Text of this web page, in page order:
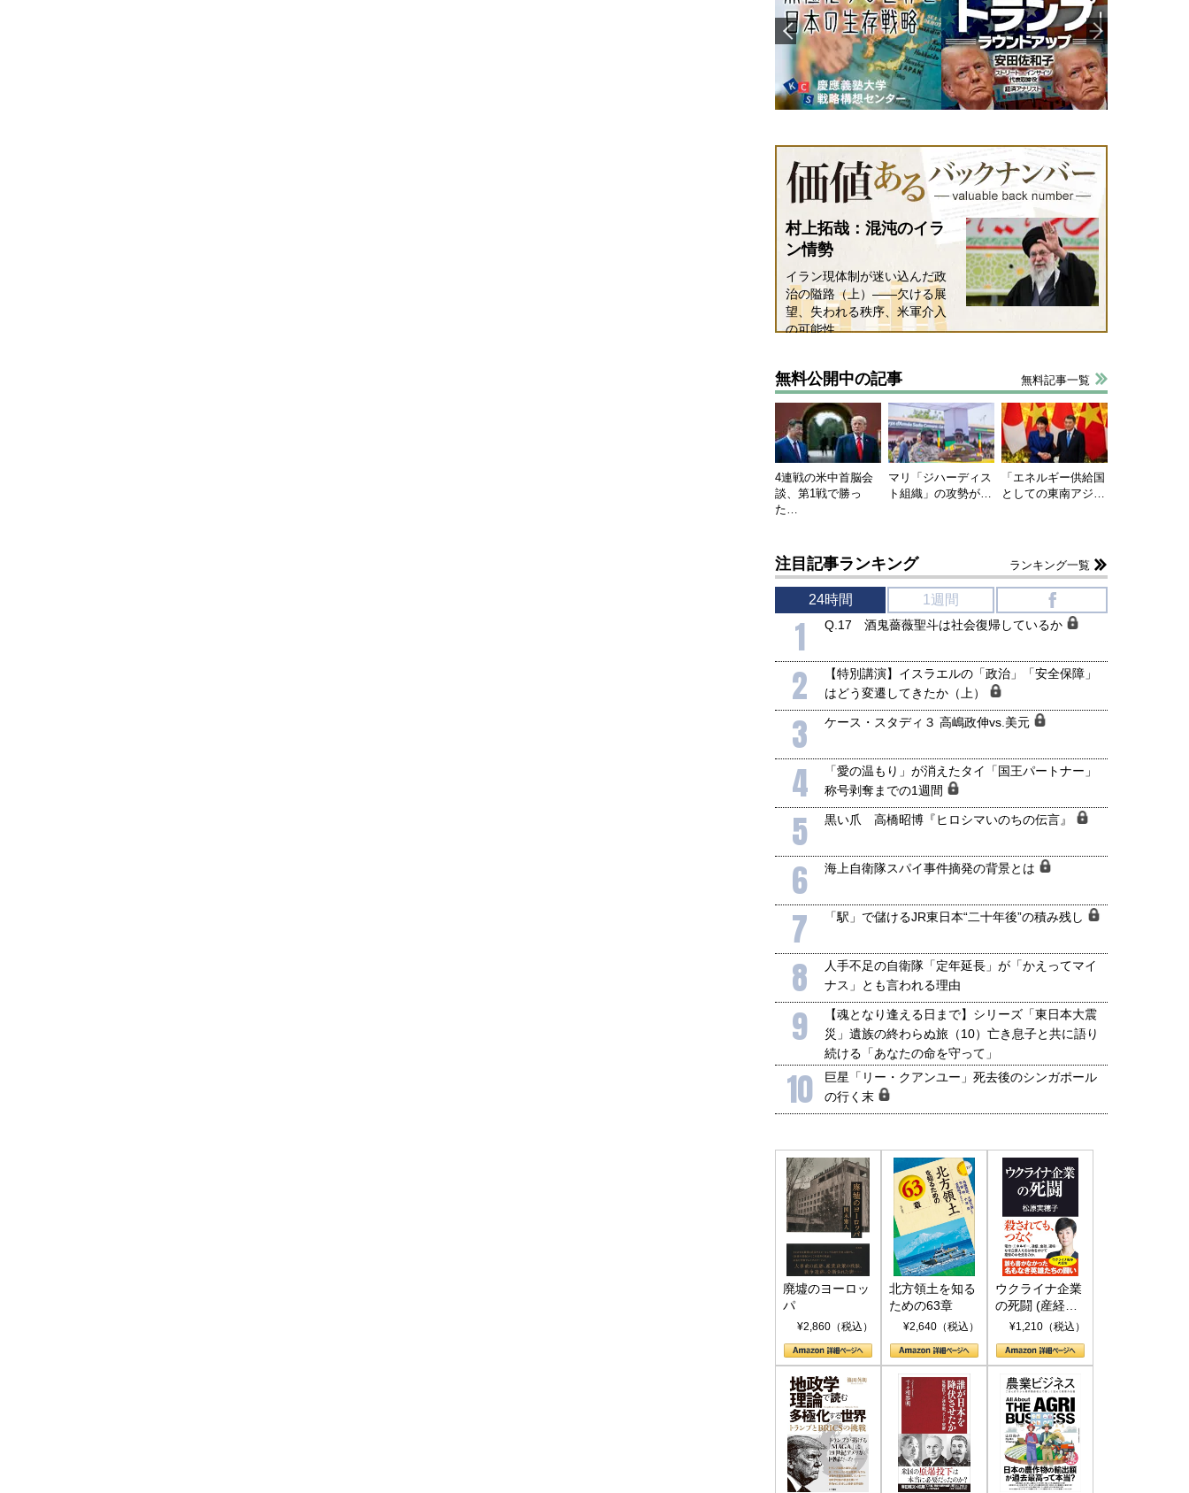
村上拓哉：混沌のイラ
ン情勢
イラン現体制が迷い込んだ政
治の隘路（上）――欠ける展
望、失われる秩序、米軍介入
の可能性
無料公開中の記事 無料記事一覧
4連戦の米中首脳会
談、第1戦で勝っ
た…
マリ「ジハーディス
ト組織」の攻勢が…
「エネルギー供給国
としての東南アジ…
注目記事ランキング ランキング一覧
24時間 1週間
1 Q.17 酒鬼薔薇聖斗は社会復帰しているか
2
【特別講演】イスラエルの「政治」「安全保障」
はどう変遷してきたか（上）
3 ケース・スタディ３ 高嶋政伸vs.美元
4
「愛の温もり」が消えたタイ「国王パートナー」
称号剥奪までの1週間
5 黒い爪 高橋昭博『ヒロシマいのちの伝言』
6 海上自衛隊スパイ事件摘発の背景とは
7 「駅」で儲けるJR東日本“二十年後”の積み残し
8
人手不足の自衛隊「定年延長」が「かえってマイ
ナス」とも言われる理由
9
【魂となり逢える日まで】シリーズ「東日本大震
災」遺族の終わらぬ旅（10）亡き息子と共に語り
続ける「あなたの命を守って」
10
巨星「リー・クアンユー」死去後のシンガポール
の行く末
廃墟のヨーロッ
パ
¥2,860（税込）
北方領土を知る
ための63章
¥2,640（税込）
ウクライナ企業
の死闘 (産経セ
レクト S 039)
¥1,210（税込）